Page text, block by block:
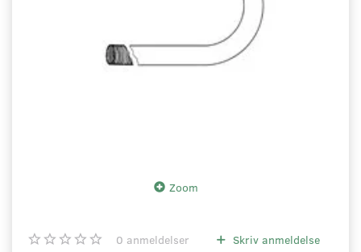
Zoom
0 anmeldelser Skriv anmeldelse